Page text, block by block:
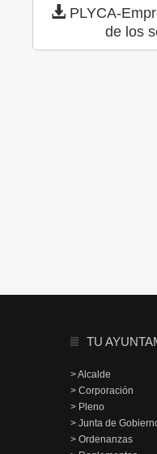
PLYCA-
de los
TU
> Alcalde
> Corporación
> Pleno
> Junta de
> Ordenanzas